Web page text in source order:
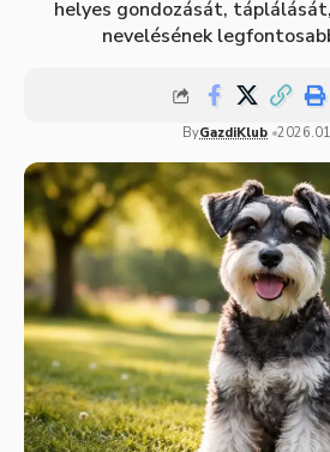
helyes gondozását,
nevelésének
ByGazdiKlub